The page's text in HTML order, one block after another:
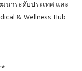
นาระดับประเทศ และ
& Wellness Hub